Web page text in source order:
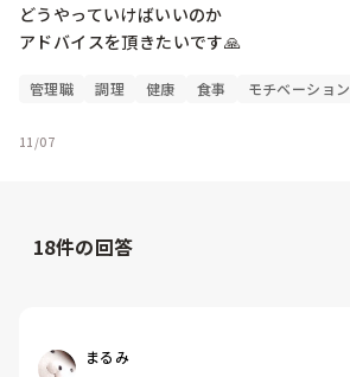
どうやっていけばいいのか
アドバイスを頂きたいです🙏
管理職 調理 健康 食事 モチベーション
11/07
18件の回答
まるみ